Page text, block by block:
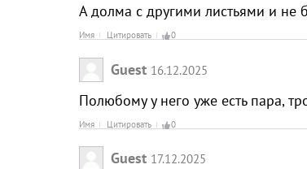
А долма с другими листьями и не
Имя Цитировать 0
Guest 16.12.2025
Полюбому у него уже есть пара,
Имя Цитировать 0
Guest 17.12.2025